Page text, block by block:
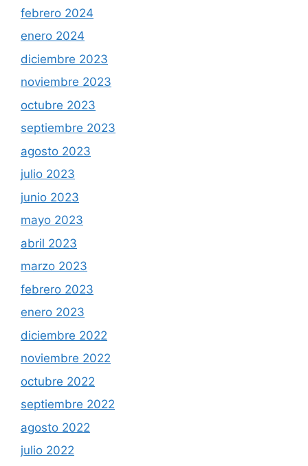
febrero 2024
enero 2024
diciembre 2023
noviembre 2023
octubre 2023
septiembre 2023
agosto 2023
julio 2023
junio 2023
mayo 2023
abril 2023
marzo 2023
febrero 2023
enero 2023
diciembre 2022
noviembre 2022
octubre 2022
septiembre 2022
agosto 2022
julio 2022